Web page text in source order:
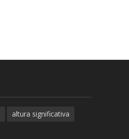
altura significativa